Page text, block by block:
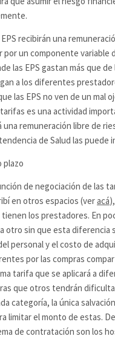
recibirán una
por un componente variable
las EPS gastan más que
a los diferentes
las EPS no ven de un mal
es una actividad
remuneración libre de
de Salud las puede
plazo
de negociación de las
en otros espacios (veracá
los prestadores. En
otro sin que esta diferencia
personal y el costo de
por las compras
tarifa que se aplicará a
que otros tendrán
categoría, la única
limitar el monto de estas.
de contratación son los